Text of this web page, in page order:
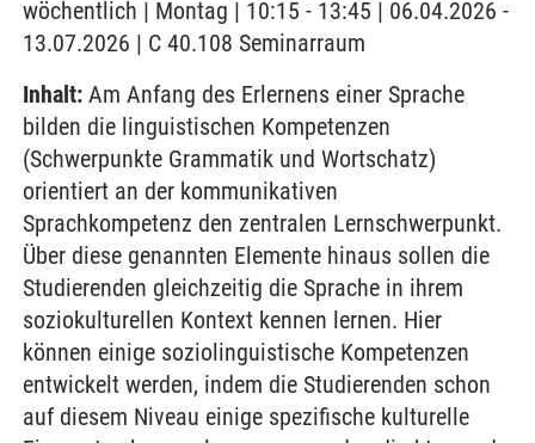
wöchentlich | Montag | 10:15 - 13:45 | 06.04.2026 -
13.07.2026 | C 40.108 Seminarraum
Inhalt: Am Anfang des Erlernens einer Sprache
bilden die linguistischen Kompetenzen
(Schwerpunkte Grammatik und Wortschatz)
orientiert an der kommunikativen
Sprachkompetenz den zentralen Lernschwerpunkt.
Über diese genannten Elemente hinaus sollen die
Studierenden gleichzeitig die Sprache in ihrem
soziokulturellen Kontext kennen lernen. Hier
können einige soziolinguistische Kompetenzen
entwickelt werden, indem die Studierenden schon
auf diesem Niveau einige spezifische kulturelle